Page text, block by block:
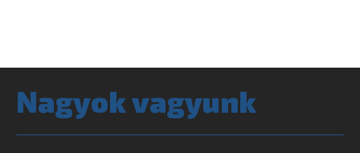
Nagyok vagyunk